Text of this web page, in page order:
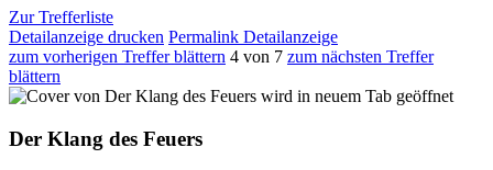
Zur Trefferliste
Detailanzeige drucken Permalink Detailanzeige
zum vorherigen Treffer blättern 4 von 7 zum nächsten Treffer
blättern
wird in neuem Tab geöffnet
Der Klang des Feuers